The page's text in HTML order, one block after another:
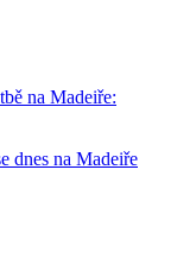
na Madeiře:
dnes na Madeiře